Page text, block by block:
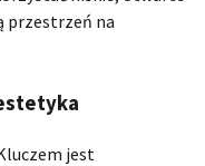
przestrzeń na
jest